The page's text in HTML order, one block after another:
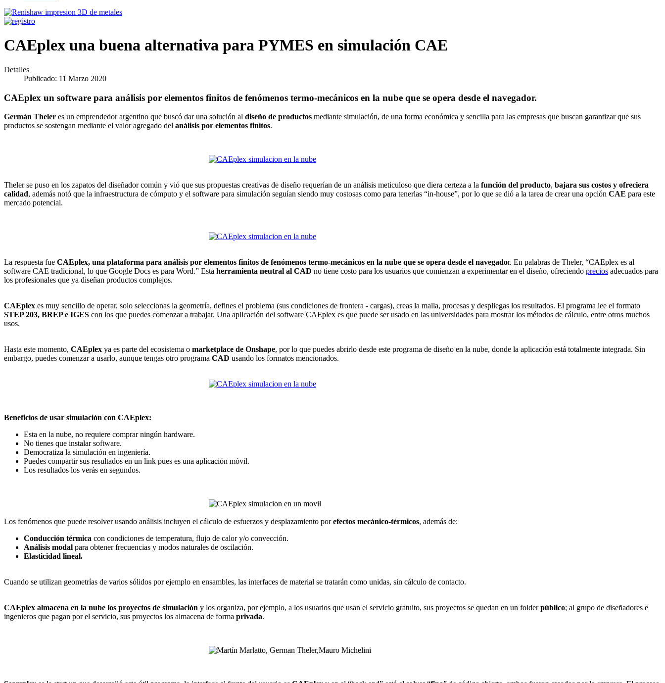
CAEplex una buena alternativa para PYMES en simulación CAE
Detalles
Publicado: 11 Marzo 2020
CAEplex un software para análisis por elementos finitos de fenómenos termo-mecánicos en la nube que se opera desde el navegador.
Germán Theler es un emprendedor argentino que buscó dar una solución al diseño de productos mediante simulación, de una forma económica y sencilla para las empresas que buscan garantizar que sus
productos se sostengan mediante el valor agregado del análisis por elementos finitos.
Theler se puso en los zapatos del diseñador común y vió que sus propuestas creativas de diseño requerían de un análisis meticuloso que diera certeza a la función del producto, bajara sus costos y ofreciera
calidad, además notó que la infraestructura de cómputo y el software para simulación seguían siendo muy costosas como para tenerlas “in-house”, por lo que se dió a la tarea de crear una opción CAE para este
mercado potencial.
La respuesta fue CAEplex, una plataforma para análisis por elementos finitos de fenómenos termo-mecánicos en la nube que se opera desde el navegador. En palabras de Theler, “CAEplex es al
software CAE tradicional, lo que Google Docs es para Word.” Esta herramienta neutral al CAD no tiene costo para los usuarios que comienzan a experimentar en el diseño, ofreciendo precios adecuados para
los profesionales que ya diseñan productos complejos.
CAEplex es muy sencillo de operar, solo seleccionas la geometría, defines el problema (sus condiciones de frontera - cargas), creas la malla, procesas y despliegas los resultados. El programa lee el formato
STEP 203, BREP e IGES con los que puedes comenzar a trabajar. Una aplicación del software CAEplex es que puede ser usado en las universidades para mostrar los métodos de cálculo, entre otros muchos
usos.
Hasta este momento, CAEplex ya es parte del ecosistema o marketplace de Onshape, por lo que puedes abrirlo desde este programa de diseño en la nube, donde la aplicación está totalmente integrada. Sin
embargo, puedes comenzar a usarlo, aunque tengas otro programa CAD usando los formatos mencionados.
Beneficios de usar simulación con CAEplex:
Esta en la nube, no requiere comprar ningún hardware.
No tienes que instalar software.
Democratiza la simulación en ingeniería.
Puedes compartir sus resultados en un link pues es una aplicación móvil.
Los resultados los verás en segundos.
Los fenómenos que puede resolver usando análisis incluyen el cálculo de esfuerzos y desplazamiento porefectos mecánico-térmicos, además de:
Conducción térmica con condiciones de temperatura, flujo de calor y/o convección.
Análisis modal para obtener frecuencias y modos naturales de oscilación.
Elasticidad lineal.
Cuando se utilizan geometrías de varios sólidos por ejemplo en ensambles, las interfaces de material se tratarán como unidas, sin cálculo de contacto.
CAEplex almacena en la nube los proyectos de simulación y los organiza, por ejemplo, a los usuarios que usan el servicio gratuito, sus proyectos se quedan en un folderpúblico; al grupo de diseñadores e
ingenieros que pagan por el servicio, sus proyectos los almacena de forma privada.